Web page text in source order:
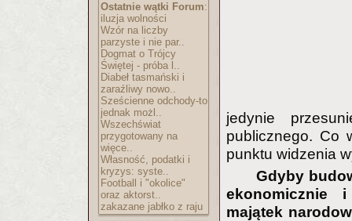
Ostatnie wątki Forum:
iluzja wolności
Wzór na liczby
parzyste i nie par..
Dogmat o Trójcy
Świętej - próba l..
Diabeł tasmański i
zaraźliwy nowo..
Sześcienne odchody-to
jednak możl..
Wszechświat
przygotowany na
więce..
Własność, podatki i
kryzys: syste..
Football i "okolice"
oraz aktorst..
zakazane jabłko z raju
jedynie
publicznego. Co
punktu widzenia
Gdyby
ekonomicznie
majątek